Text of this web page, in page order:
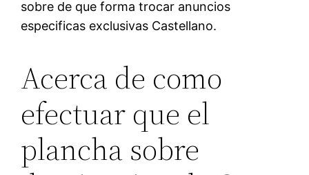
sobre de que forma trocar anuncios
especificas exclusivas Castellano.
Acerca de como
efectuar que el
plancha sobre